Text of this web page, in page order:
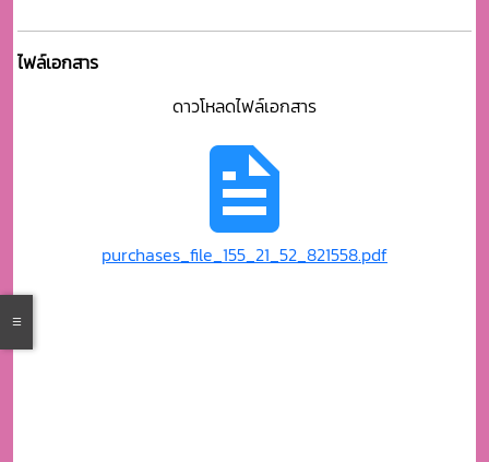
ไฟล์เอกสาร
ดาวโหลดไฟล์เอกสาร
purchases_file_155_21_52_821558.pdf